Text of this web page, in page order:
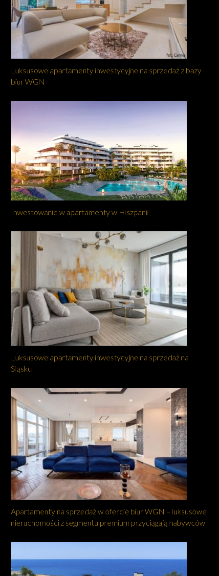
Luksusowe apartamenty inwestycyjne na sprzedaż z bazy
biur WGN
Inwestowanie w apartamenty w Hiszpanii
Luksusowe apartamenty inwestycyjne na sprzedaż na
Śląsku
Apartamenty na sprzedaż w ofercie biur WGN – luksusowe
nieruchomości z segmentu premium przyciągają nabywców